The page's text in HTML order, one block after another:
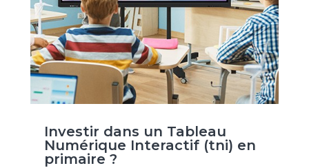
Investir dans un Tableau
Numérique Interactif (tni) en
primaire ?